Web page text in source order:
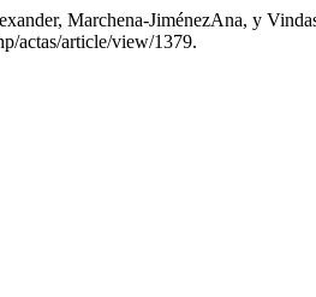
Marchena-JiménezAna, y
actas/article/view/1379.